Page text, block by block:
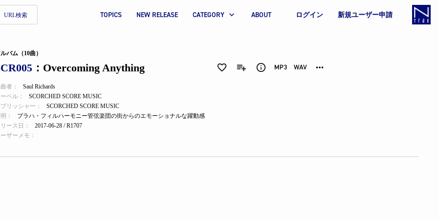
URL検索 TOPICS NEW RELEASE CATEGORY ABOUT ログイン 新規ユーザー申請
バム（10曲）
：Overcoming Anything
者：
Saul Richards
ベル：
SCORCHED SCORE MUSIC
リッシャー：
SCORCHED SCORE MUSIC
：
プラハ・フィルハーモニー管弦楽団の街からのエモーショナルな躍動感
ース日：
2017-06-28 / R1707
ザーメモ：